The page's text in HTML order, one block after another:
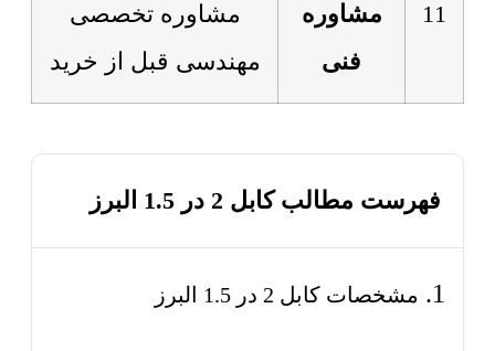
11
مشاوره
فنی
مشاوره تخصصی
مهندسی قبل از خرید
فهرست مطالب کابل 2 در 1.5 البرز
مشخصات کابل 2 در 1.5 البرز